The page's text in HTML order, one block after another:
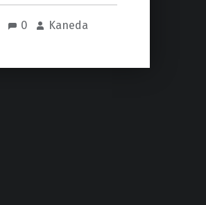
0 Kaneda